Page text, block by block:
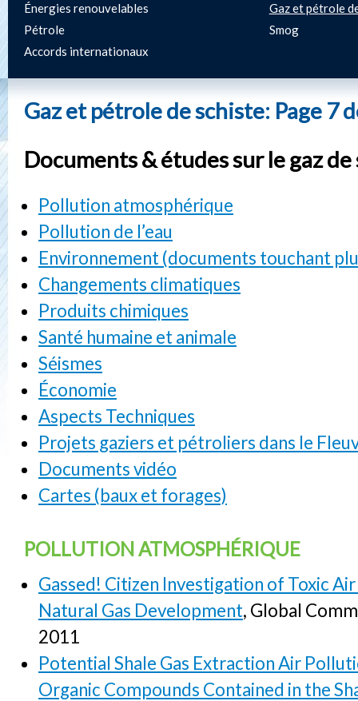
Énergies renouvelables
Gaz et pétrole
Pétrole
Smog
Accords internationaux
Gaz et pétrole de schiste: Page 7
Documents & études sur le gaz
Pollution atmosphérique
Pollution de l’eau
Environnement (documents touchant
Changements climatiques
Produits chimiques
Santé humaine et animale
Séismes
Économie
Aspects Techniques
Projets gaziers et pétroliers dans le
Documents vidéo
Cartes (baux et forages)
POLLUTION ATMOSPHÉRIQUE
Gassed! Citizen Investigation of Toxic
Natural Gas Development, Global
2011
Potential Shale Gas Extraction Air
Organic Compounds Contained in the